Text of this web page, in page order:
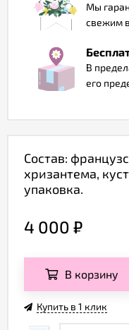
Мы
свежим
В
его
Состав:
хризантема,
упаковка.
4 000 ₽
В корзину
Купить в 1 клик